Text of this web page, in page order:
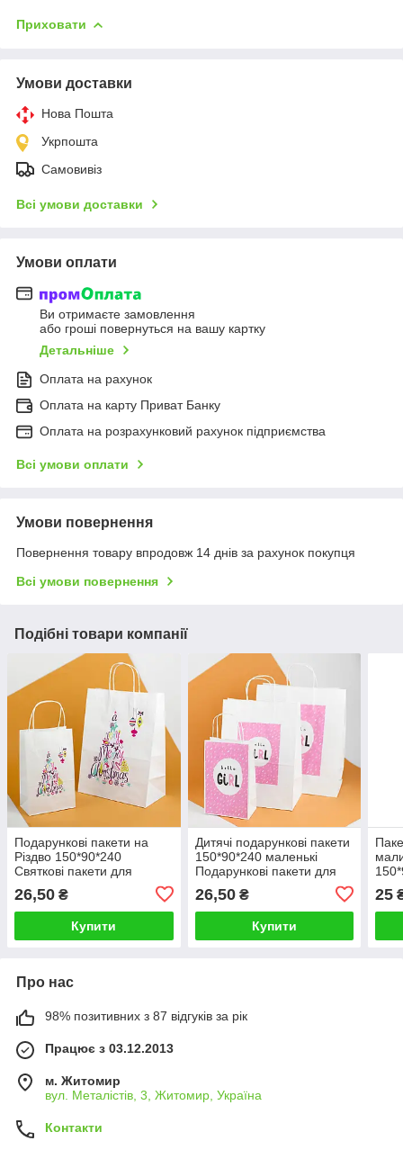
Приховати
Умови доставки
Нова Пошта
Укрпошта
Самовивіз
Всі умови доставки
Умови оплати
Ви отримаєте замовлення
або гроші повернуться на вашу картку
Детальніше
Оплата на рахунок
Оплата на карту Приват Банку
Оплата на розрахунковий рахунок підприємства
Всі умови оплати
Умови повернення
Повернення товару впродовж 14 днів за рахунок покупця
Всі умови повернення
Подібні товари компанії
Подарункові пакети на
Різдво 150*90*240
Святкові пакети для
26,50 ₴
Купити
Дитячі подарункові пакети
150*90*240 маленькі
Подарункові пакети для
дівчаток Крафт Пакети на
день народження
26,50₴
Купити
25
Про нас
98% позитивних з 87 відгуків за рік
Працює з 03.12.2013
м. Житомир
вул. Металістів, 3, Житомир, Україна
Контакти